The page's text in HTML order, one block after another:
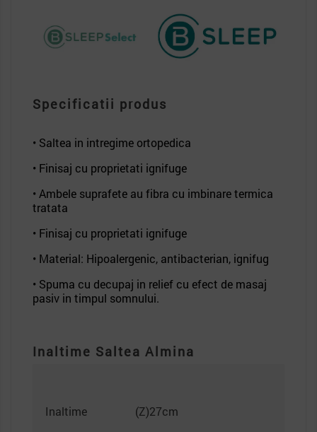
Specificatii produs
• Saltea in intregime ortopedica
• Finisaj cu proprietati ignifuge
• Ambele suprafete au fibra cu imbinare termica
tratata
• Finisaj cu proprietati ignifuge
• Material: Hipoalergenic, antibacterian, ignifug
• Spuma cu decupaj in relief cu efect de masaj
pasiv in timpul somnului.
Inaltime Saltea Almina
Inaltime (Z)27cm